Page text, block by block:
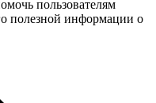
пользователям
полезной информации о